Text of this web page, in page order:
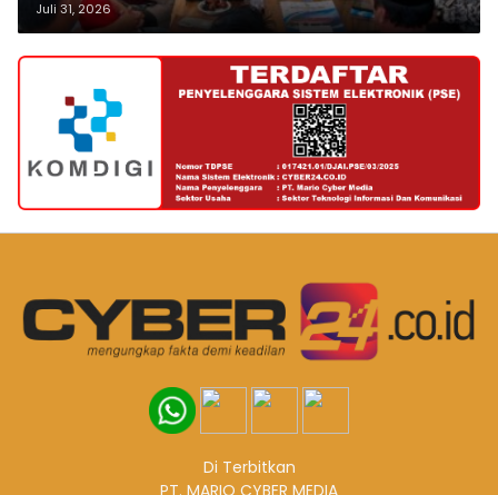
Pertamina
Juli 31, 2026
Di Terbitkan
PT. MARIO CYBER MEDIA